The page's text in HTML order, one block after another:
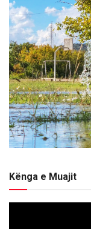
Kënga e Muajit